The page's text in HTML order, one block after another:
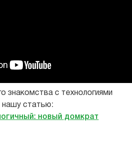
знакомства с технологиями
нашу статью:
новый домкрат